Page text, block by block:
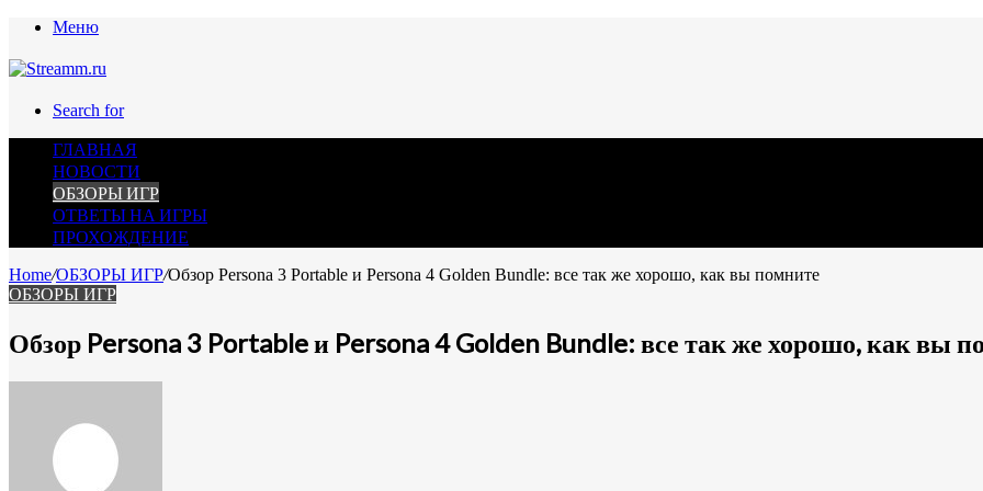
Меню
Search for
ГЛАВНАЯ
НОВОСТИ
ОБЗОРЫ ИГР
ОТВЕТЫ НА ИГРЫ
ПРОХОЖДЕНИЕ
Home/ОБЗОРЫ ИГР/Обзор Persona 3 Portable и Persona 4 Golden Bundle: все так же хорошо, как вы помните
ОБЗОРЫ ИГР
Обзор Persona 3 Portable и Persona 4 Golden Bundle: все так же хорошо, как вы